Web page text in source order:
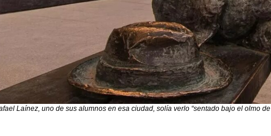
Laínez, uno de sus alumnos en esa ciudad, solía verlo “sentado bajo el olmo